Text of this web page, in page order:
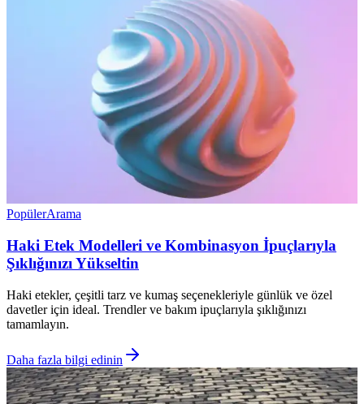
PopülerArama
Haki Etek Modelleri ve Kombinasyon İpuçlarıyla
Şıklığınızı Yükseltin
Haki etekler, çeşitli tarz ve kumaş seçenekleriyle günlük ve özel
davetler için ideal. Trendler ve bakım ipuçlarıyla şıklığınızı
tamamlayın.
Daha fazla bilgi edinin